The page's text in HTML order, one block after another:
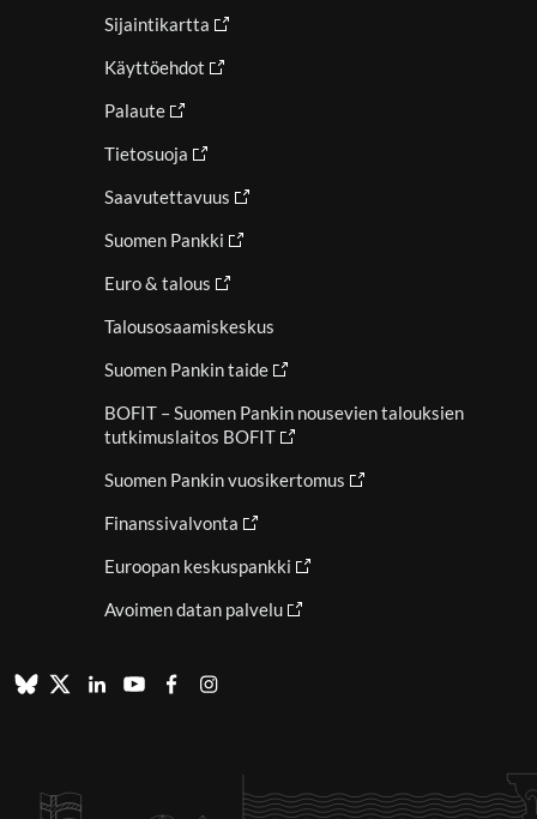
Sijaintikartta
Käyttöehdot
Palaute
Tietosuoja
Saavutettavuus
Suomen Pankki
Euro & talous
Talousosaamiskeskus
Suomen Pankin taide
BOFIT – Suomen Pankin nousevien talouksien
tutkimuslaitos BOFIT
Suomen Pankin vuosikertomus
Finanssivalvonta
Euroopan keskuspankki
Avoimen datan palvelu